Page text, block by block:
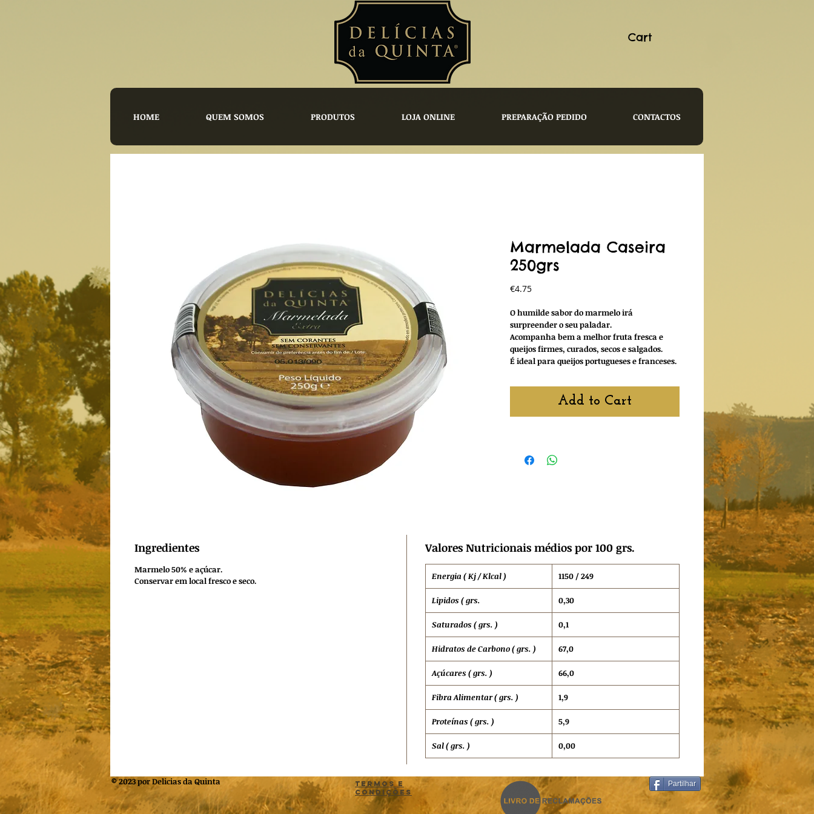
Cart
HOME QUEM SOMOS PRODUTOS LOJA ONLINE PREPARAÇÃO PEDIDO CONTACTOS
Marmelada Caseira
250grs
€4.75Price
O humilde sabor do marmelo irá
surpreender o seu paladar.
Acompanha bem a melhor fruta fresca e
queijos firmes, curados, secos e salgados.
É ideal para queijos portugueses e franceses.
Add to Cart
Ingredientes
Marmelo 50% e açúcar.
Conservar em local fresco e seco.
Valores Nutricionais médios por 100 grs.
Energia ( Kj / Klcal ) 1150 / 249
Lipidos ( grs. 0,30
Saturados ( grs. ) 0,1
Hidratos deCarbono ( grs. ) 67,0
Açúcares ( grs. ) 66,0
Fibra Alimentar ( grs. ) 1,9
Proteínas ( grs. ) 5,9
Sal ( grs. ) 0,00
© 2023 por Delicias da Quinta
Termos e
Condições
Partilhar